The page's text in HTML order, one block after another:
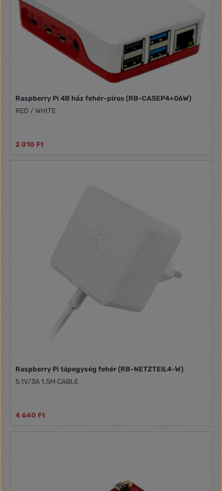
Raspberry Pi 4B ház fehér-piros (RB-CASEP4+06W)
RED / WHITE
2 010 Ft
Raspberry Pi tápegység fehér (RB-NETZTEIL4-W)
5.1V/3A 1.5M CABLE
4 640 Ft